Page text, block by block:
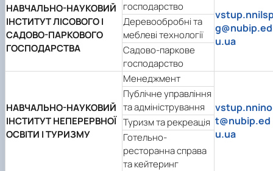
НАВЧАЛЬНО-НАУКОВИЙ
ІНСТИТУТ ЛІСОВОГО І
САДОВО-ПАРКОВОГО
ГОСПОДАРСТВА
господарство
g@nubip.ed
u.ua
Деревообробні та
меблеві технології
Садово-паркове
господарство
НАВЧАЛЬНО-НАУКОВИЙ
ІНСТИТУТ НЕПЕРЕРВНОЇ
ОСВІТИ І ТУРИЗМУ
Менеджмент
t@nubip.ed
u.ua
Публічне управління
та адміністрування
Туризм та рекреація
Готельно-
ресторанна справа
та кейтеринг